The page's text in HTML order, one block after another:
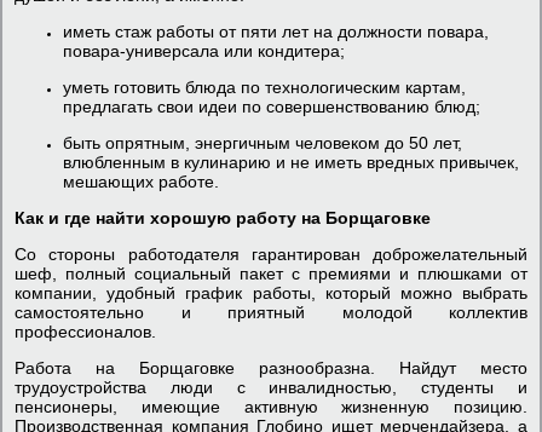
иметь стаж работы от пяти лет на должности повара,
повара-универсала или кондитера;
уметь готовить блюда по технологическим картам,
предлагать свои идеи по совершенствованию блюд;
быть опрятным, энергичным человеком до 50 лет,
влюбленным в кулинарию и не иметь вредных привычек,
мешающих работе.
Как и где найти хорошую работу на Борщаговке
Со стороны работодателя гарантирован доброжелательный
шеф, полный социальный пакет с премиями и плюшками от
компании, удобный график работы, который можно выбрать
самостоятельно и приятный молодой коллектив
профессионалов.
Работа на Борщаговке разнообразна. Найдут место
трудоустройства люди с инвалидностью, студенты и
пенсионеры, имеющие активную жизненную позицию.
Производственная компания Глобино ищет мерчендайзера, а